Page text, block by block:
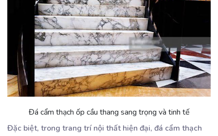
Đá cẩm thạch ốp cầu thang sang trọng và tinh tế
Đặc biệt, trong trang trí nội thất hiện đại, đá cẩm thạch